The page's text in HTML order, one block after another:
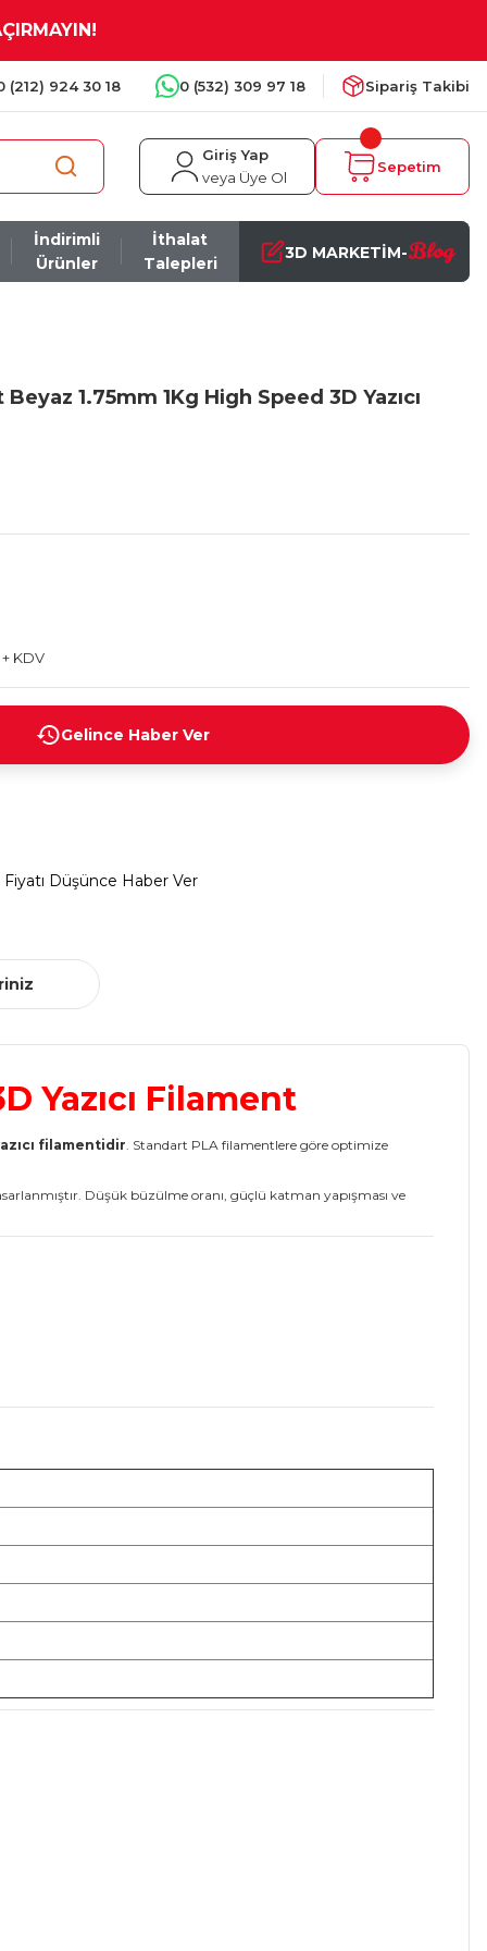
(212) 924 30 18 0 (532) 309 97 18 Sipariş Takibi
Giriş Yap
veya Üye Ol
Sepetim
İndirimli
Ürünler
İthalat
Talepleri
3D MARKETİM-Blog
1.75mm 1Kg High Speed 3D Yazıcı
KDV
Gelince Haber Ver
Fiyatı Düşünce Haber Ver
Yazıcı Filament
filamentidir. Standart PLA filamentlere göre optimize
Düşük büzülme oranı, güçlü katman yapışması ve